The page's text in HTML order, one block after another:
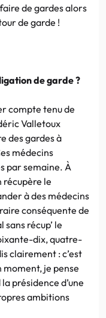
de gardes alors
de garde !
de garde ?
compte tenu de
Valletoux
des gardes à
médecins
par semaine. À
récupère le
à des médecins
conséquente de
récup’ le
dix, quatre-
clairement : c’est
moment, je pense
présidence d’une
ambitions